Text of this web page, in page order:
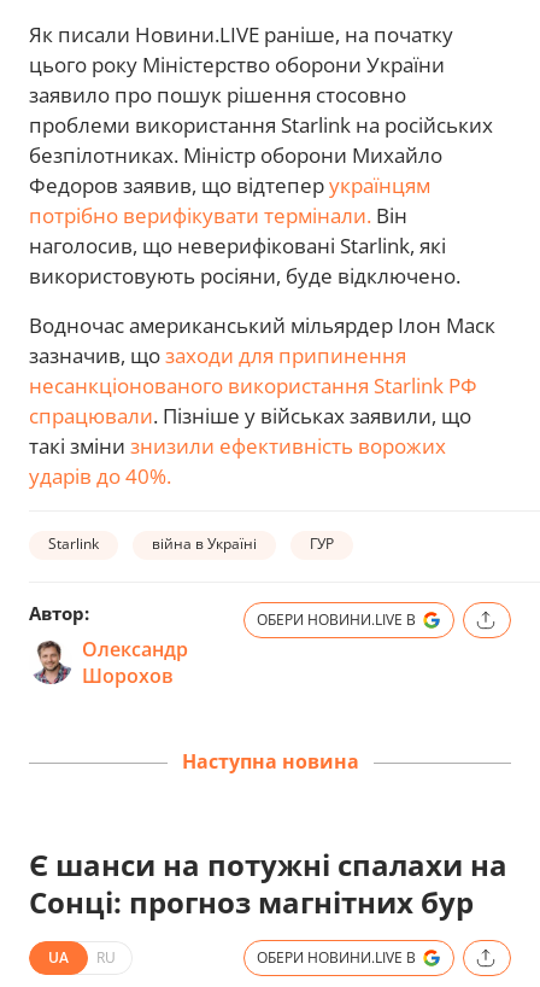
Як писали Новини.LIVE раніше, на початку
цього року Міністерство оборони України
заявило про пошук рішення стосовно
проблеми використання Starlink на російських
безпілотниках. Міністр оборони Михайло
Федоров заявив, що відтеперукраїнцям
потрібно верифікувати термінали. Він
наголосив, що неверифіковані Starlink, які
використовують росіяни, буде відключено.
Водночас американський мільярдер Ілон Маск
зазначив, щозаходи для припинення
несанкціонованого використання Starlink РФ
спрацювали. Пізніше у військах заявили, що
такі зміни знизили ефективність ворожих
ударів до 40%.
Starlink війна в Україні ГУР
Автор:
Олександр
Шорохов
ОБЕРИ НОВИНИ.LIVE В
Наступна новина
Є шанси на потужні спалахи на
Сонці: прогноз магнітних бур
UA RU ОБЕРИ НОВИНИ.LIVE В